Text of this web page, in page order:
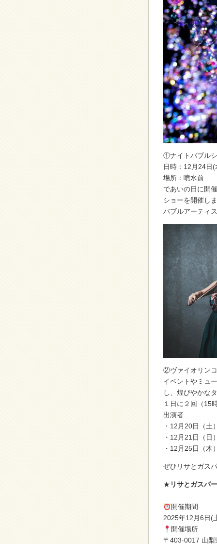
①ナイトバブル
日時：12月24
場所：噴水前
であいの日に開
ショーを開催し
バブルアーティ
②ヴァイオリン
イベントやミュ
し、煌びやかな
１日に２回（15
出演者
・12月20日（土
・12月21日（日
・12月25日（木
ぜひリサとガス
★ リサとガスパ
開催期間
2025年12月6日(
開催場所
〒403-0017 山